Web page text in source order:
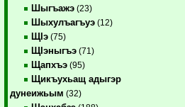
Шыгъажэ (23)
Шыхулъагъуэ (12)
ЩIэ (75)
ЩIэныгъэ (71)
Щапхъэ (95)
Щикъухьащ адыгэр
дунеижьым (32)